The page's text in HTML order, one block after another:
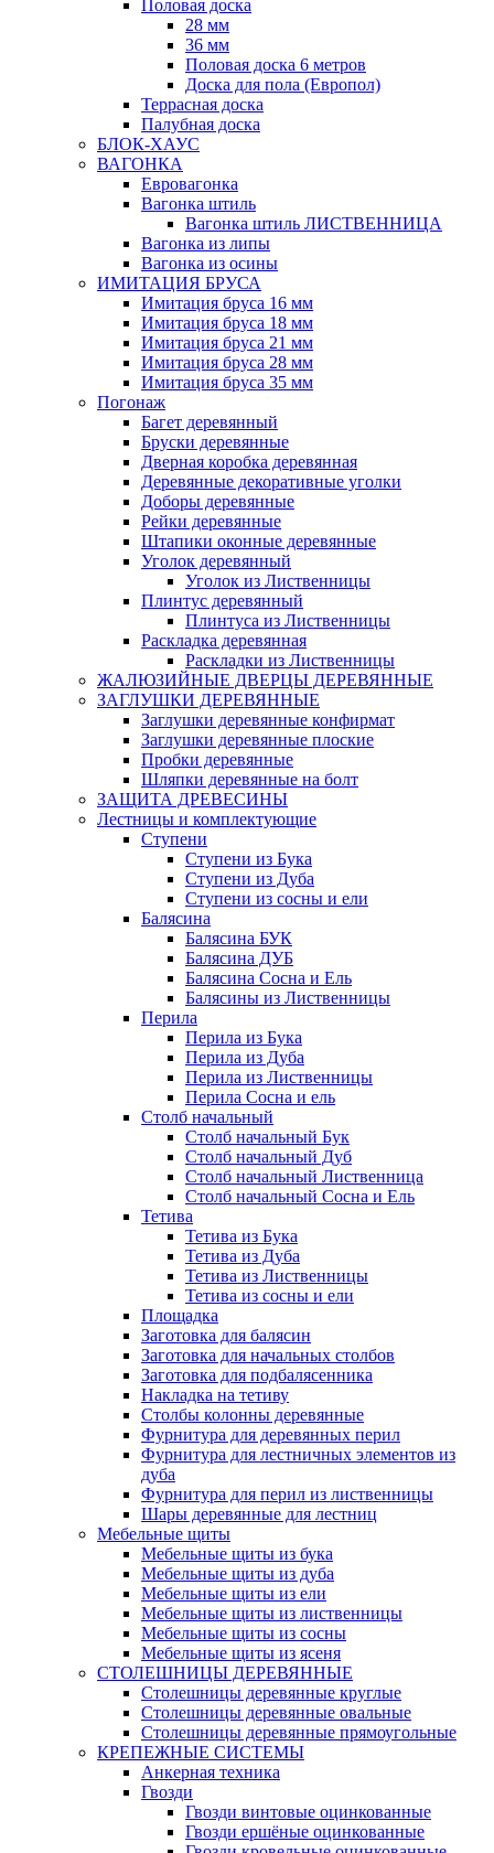
Половая доска
28 мм
36 мм
Половая доска 6 метров
Доска для пола (Европол)
Террасная доска
Палубная доска
БЛОК-ХАУС
ВАГОНКА
Евровагонка
Вагонка штиль
Вагонка штиль ЛИСТВЕННИЦА
Вагонка из липы
Вагонка из осины
ИМИТАЦИЯ БРУСА
Имитация бруса 16 мм
Имитация бруса 18 мм
Имитация бруса 21 мм
Имитация бруса 28 мм
Имитация бруса 35 мм
Погонаж
Багет деревянный
Бруски деревянные
Дверная коробка деревянная
Деревянные декоративные уголки
Доборы деревянные
Рейки деревянные
Штапики оконные деревянные
Уголок деревянный
Уголок из Лиственницы
Плинтус деревянный
Плинтуса из Лиственницы
Раскладка деревянная
Раскладки из Лиственницы
ЖАЛЮЗИЙНЫЕ ДВЕРЦЫ ДЕРЕВЯННЫЕ
ЗАГЛУШКИ ДЕРЕВЯННЫЕ
Заглушки деревянные конфирмат
Заглушки деревянные плоские
Пробки деревянные
Шляпки деревянные на болт
ЗАЩИТА ДРЕВЕСИНЫ
Лестницы и комплектующие
Ступени
Ступени из Бука
Ступени из Дуба
Ступени из сосны и ели
Балясина
Балясина БУК
Балясина ДУБ
Балясина Сосна и Ель
Балясины из Лиственницы
Перила
Перила из Бука
Перила из Дуба
Перила из Лиственницы
Перила Сосна и ель
Столб начальный
Столб начальный Бук
Столб начальный Дуб
Столб начальный Лиственница
Столб начальный Сосна и Ель
Тетива
Тетива из Бука
Тетива из Дуба
Тетива из Лиственницы
Тетива из сосны и ели
Площадка
Заготовка для балясин
Заготовка для начальных столбов
Заготовка для подбалясенника
Накладка на тетиву
Столбы колонны деревянные
Фурнитура для деревянных перил
Фурнитура для лестничных элементов из
дуба
Фурнитура для перил из лиственницы
Шары деревянные для лестниц
Мебельные щиты
Мебельные щиты из бука
Мебельные щиты из дуба
Мебельные щиты из ели
Мебельные щиты из лиственницы
Мебельные щиты из сосны
Мебельные щиты из ясеня
СТОЛЕШНИЦЫ ДЕРЕВЯННЫЕ
Столешницы деревянные круглые
Столешницы деревянные овальные
Столешницы деревянные прямоугольные
КРЕПЕЖНЫЕ СИСТЕМЫ
Анкерная техника
Гвозди
Гвозди винтовые оцинкованные
Гвозди ершёные оцинкованные